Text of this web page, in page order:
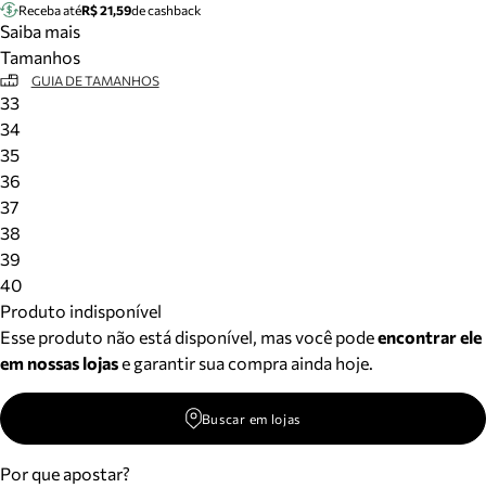
Tire dúvidas sobre pedidos, devoluções e mais.
Meus pedidos
Acompanhe seus pedidos e solicite devoluções.
Receba atéR$ 21,59de cashback
Saiba mais
Tamanhos
GUIA DE TAMANHOS
33
34
35
36
37
38
39
40
Produto indisponível
Esse produto não está disponível, mas você podeencontrar ele
em nossas lojase garantir sua compra ainda hoje.
Buscar em lojas
Por que apostar?